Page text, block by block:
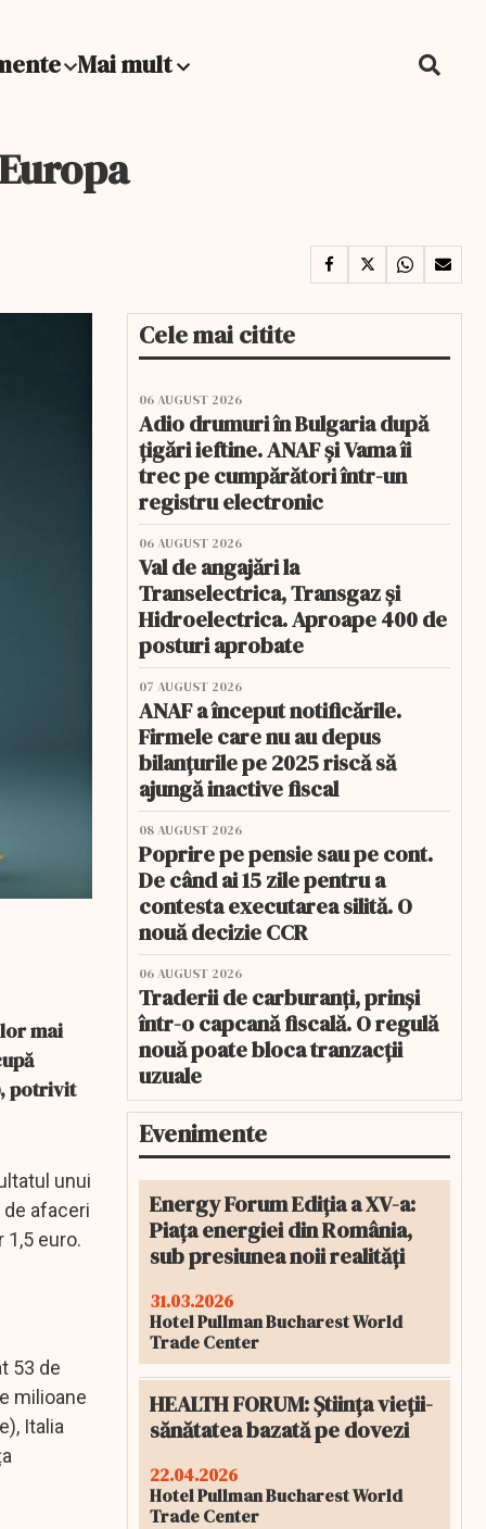
Mai mult
mai
potrivit
unui
afaceri
1,5 euro.
53 de
milioane
Italia
Cele mai citite
06 AUGUST 2026
Adio drumuri în Bulgaria după
țigări ieftine. ANAF și Vama îi
trec pe cumpărători într-un
registru electronic
06 AUGUST 2026
Val de angajări la
Transelectrica, Transgaz și
Hidroelectrica. Aproape 400 de
posturi aprobate
07 AUGUST 2026
ANAF a început notificările.
Firmele care nu au depus
bilanțurile pe 2025 riscă să
ajungă inactive fiscal
08 AUGUST 2026
Poprire pe pensie sau pe cont.
De când ai 15 zile pentru a
contesta executarea silită. O
nouă decizie CCR
06 AUGUST 2026
Traderii de carburanți, prinși
într-o capcană fiscală. O regulă
nouă poate bloca tranzacții
uzuale
Evenimente
Energy Forum Ediția a XV-a:
Piața energiei din România,
sub presiunea noii realități
31.03.2026
Hotel Pullman Bucharest World
Trade Center
HEALTH FORUM: Știința vieții-
sănătatea bazată pe dovezi
22.04.2026
Hotel Pullman Bucharest World
Trade Center